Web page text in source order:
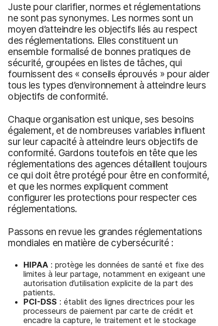
Juste pour clarifier, normes et réglementations
ne sont pas synonymes. Les normes sont un
moyen d’atteindre les objectifs liés au respect
des réglementations. Elles constituent un
ensemble formalisé de bonnes pratiques de
sécurité, groupées en listes de tâches, qui
fournissent des « conseils éprouvés » pour aider
tous les types d’environnement à atteindre leurs
objectifs de conformité.
Chaque organisation est unique, ses besoins
également, et de nombreuses variables influent
sur leur capacité à atteindre leurs objectifs de
conformité. Gardons toutefois en tête que les
réglementations des agences détaillent toujours
ce qui doit être protégé pour être en conformité,
et que les normes expliquent comment
configurer les protections pour respecter ces
réglementations.
Passons en revue les grandes réglementations
mondiales en matière de cybersécurité :
HIPAA : protège les données de santé et fixe des
limites à leur partage, notamment en exigeant une
autorisation d’utilisation explicite de la part des
patients.
PCI-DSS : établit des lignes directrices pour les
processeurs de paiement par carte de crédit et
encadre la capture, le traitement et le stockage